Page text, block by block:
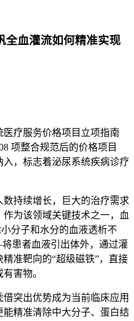
全血灌流如何精准实现
疗服务价格项目立项指南
项整合规范后的价格项目
，标志着泌尿系统疾病诊疗
持续增长，巨大的治疗需求
为该领域关键技术之一，血
分子和水分的血液透析不
患者血液引出体外，通过灌
准靶向的“超级磁铁”，直接
害物。
突出优势成为当前临床应用
精准清除中大分子、蛋白结